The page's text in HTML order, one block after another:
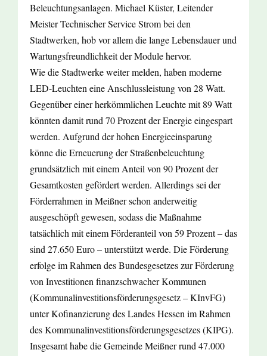
Beleuchtungsanlagen. Michael Küster, Leitender
Meister Technischer Service Strom bei den
Stadtwerken, hob vor allem die lange Lebensdauer und
Wartungsfreundlichkeit der Module hervor.
Wie die Stadtwerke weiter melden, haben moderne
LED-Leuchten eine Anschlussleistung von 28 Watt.
Gegenüber einer herkömmlichen Leuchte mit 89 Watt
könnten damit rund 70 Prozent der Energie eingespart
werden. Aufgrund der hohen Energieeinsparung
könne die Erneuerung der Straßenbeleuchtung
grundsätzlich mit einem Anteil von 90 Prozent der
Gesamtkosten gefördert werden. Allerdings sei der
Förderrahmen in Meißner schon anderweitig
ausgeschöpft gewesen, sodass die Maßnahme
tatsächlich mit einem Förderanteil von 59 Prozent – das
sind 27.650 Euro – unterstützt werde. Die Förderung
erfolge im Rahmen des Bundesgesetzes zur Förderung
von Investitionen finanzschwacher Kommunen
(Kommunalinvestitionsförderungsgesetz – KInvFG)
unter Kofinanzierung des Landes Hessen im Rahmen
des Kommunalinvestitionsförderungsgesetzes (KIPG).
Insgesamt habe die Gemeinde Meißner rund 47.000